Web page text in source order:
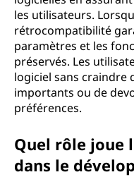
les utilisateurs.
rétrocompatibilité
paramètres et les
préservés. Les
logiciel sans craindre
importants ou de
préférences.
Quel rôle
dans le